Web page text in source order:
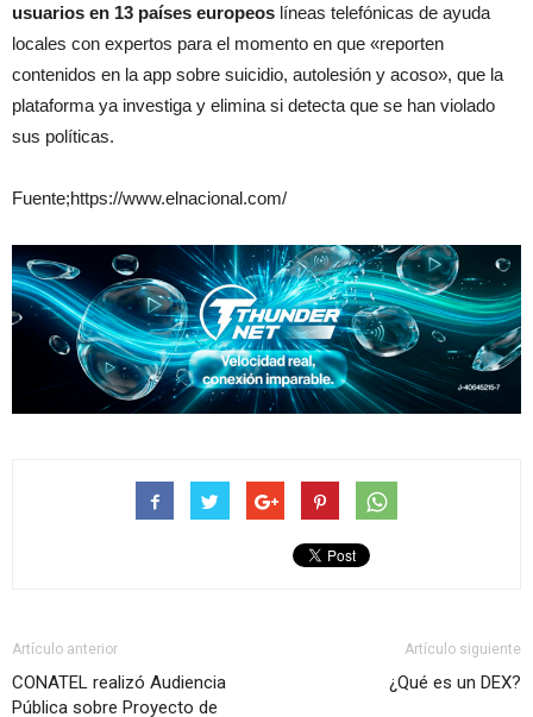
usuarios en 13 países europeos líneas telefónicas de ayuda
locales con expertos para el momento en que «reporten
contenidos en la app sobre suicidio, autolesión y acoso», que la
plataforma ya investiga y elimina si detecta que se han violado
sus políticas.
Fuente;https://www.elnacional.com/
Artículo anterior
CONATEL realizó Audiencia
Pública sobre Proyecto de
Artículo siguiente
¿Qué es un DEX?